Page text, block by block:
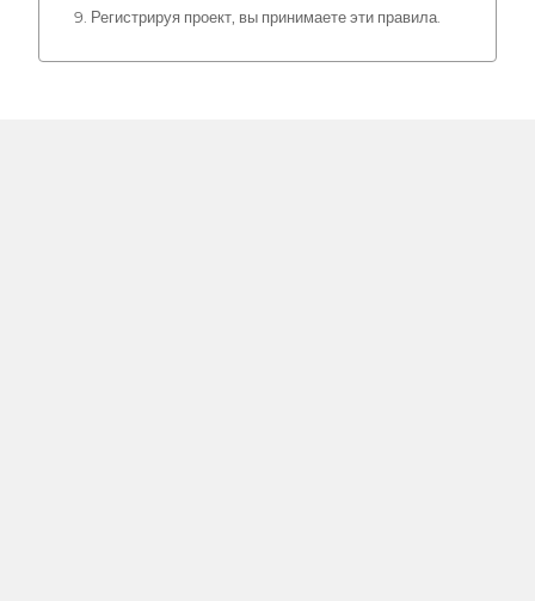
9. Регистрируя проект, вы принимаете эти правила.